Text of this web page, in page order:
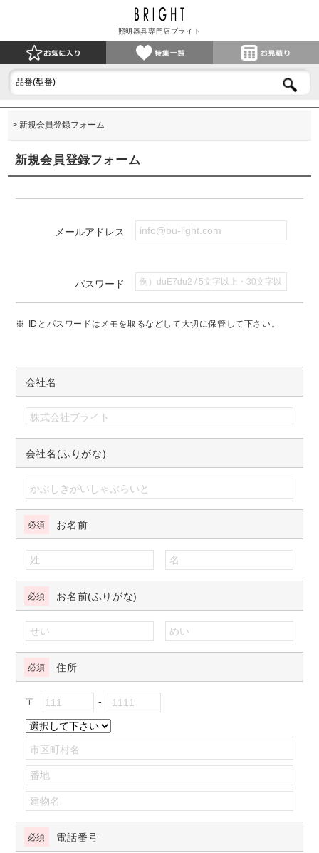
照明器具専門店ブライト
新規会員登録フォーム
新規会員登録フォーム
メールアドレス
パスワード
IDとパスワードはメモを取るなどして大切に保管して下さい。
会社名
会社名(ふりがな)
お名前
お名前(ふりがな)
住所
〒
電話番号